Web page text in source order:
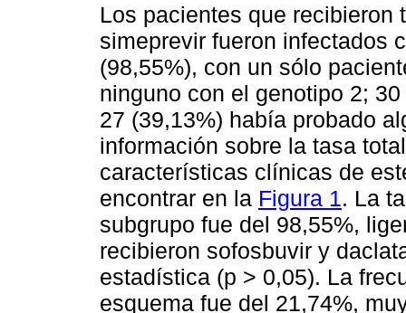
Los pacientes que recibieron
simeprevir fueron infectados
(98,55%), con un sólo
ninguno con el genotipo 2;
27 (39,13%) había probado
información sobre la tasa
características clínicas de
encontrar en la Figura 1. La
subgrupo fue del 98,55%,
recibieron sofosbuvir y
estadística (p > 0,05). La
esquema fue del 21,74%,